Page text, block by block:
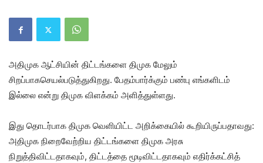
அதிமுக ஆட்சியின் திட்டங்களை திமுக மேலும்
சிறப்பாகசெயல்படுத்துகிறது. பேதம்பார்க்கும் பண்பு எங்களிடம்
இல்லை என்று திமுக விளக்கம் அளித்துள்ளது.
இது தொடர்பாக திமுக வெளியிட்ட அறிக்கையில் கூறியிருப்பதாவது:
அதிமுக நிறைவேற்றிய திட்டங்களை திமுக அரசு
நிறுத்திவிட்டதாகவும், திட்டத்தை மூடிவிட்டதாகவும் எதிர்க்கட்சித்